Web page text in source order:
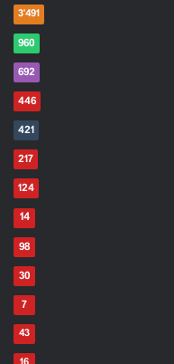
3٬491
960
692
446
421
217
124
14
98
30
7
43